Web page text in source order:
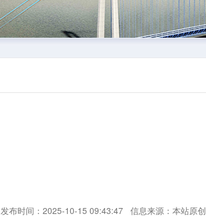
发布时间：2025-10-15 09:43:47 信息来源：本站原创